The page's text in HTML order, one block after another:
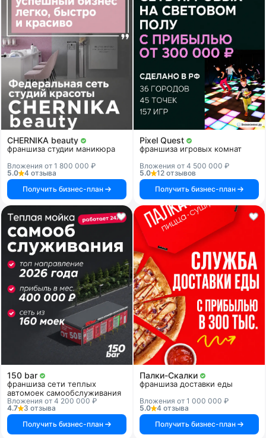
CHERNIKA beauty
франшиза студии маникюра
Вложения от 1 800 000 ₽
5.0
4 отзыва
Получить бизнес-план
Pixel Quest
франшиза игровых комнат
Вложения от 4 500 000 ₽
5.0
12 отзывов
Получить бизнес-план
150 bar
франшиза сети теплых
автомоек самообслуживания
Вложения от 4 200 000 ₽
4.7
3 отзыва
Получить бизнес-план
Палки-Скалки
франшиза доставки еды
Вложения от 1 000 000 ₽
5.0
4 отзыва
Получить бизнес-план